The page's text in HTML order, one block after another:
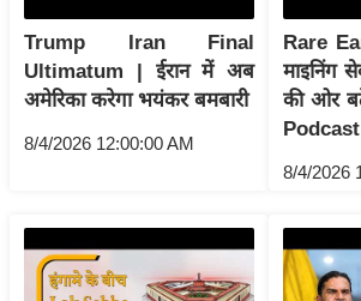
क
मा
तृ
भू
मि
ए
Trump Iran Final
Ultimatum | ईरान में अब
अमेरिका करेगा भयंकर बमबारी
8/4/2026 12:00:00 AM
Rare
माइनिंग
की ओर
Podcast
8/4/2026